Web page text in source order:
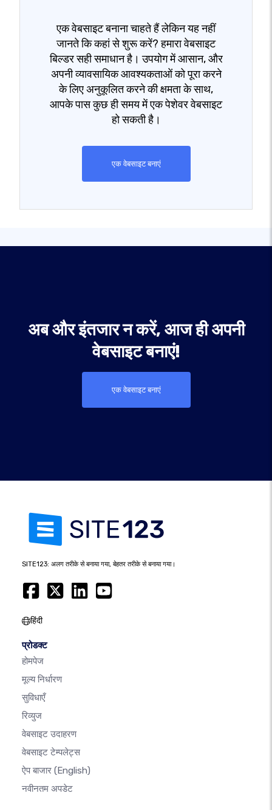
एक वेबसाइट बनाना चाहते हैं लेकिन यह नहीं
जानते कि कहां से शुरू करें? हमारा वेबसाइट
बिल्डर सही समाधान है। उपयोग में आसान, और
अपनी व्यावसायिक आवश्यकताओं को पूरा करने
के लिए अनुकूलित करने की क्षमता के साथ,
आपके पास कुछ ही समय में एक पेशेवर वेबसाइट
हो सकती है।
एक वेबसाइट बनाएं
अब और इंतजार न करें, आज ही अपनी
वेबसाइट बनाएं!
एक वेबसाइट बनाएं
SITE123: अलग तरीके से बनाया गया, बेहतर तरीके से बनाया गया।
हिंदी
प्रोडक्ट
होमपेज
मूल्य निर्धारण
सुविधाएँ
रिव्युज
वेबसाइट उदाहरण
वेबसाइट टेम्पलेट्स
ऐप बाजार (English)
नवीनतम अपडेट